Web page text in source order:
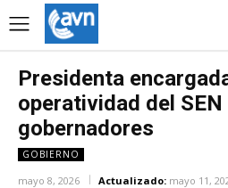
Presidenta
operatividad del SEN
gobernadores
GOBIERNO
mayo 8, 2026 Actualizado: mayo 11,